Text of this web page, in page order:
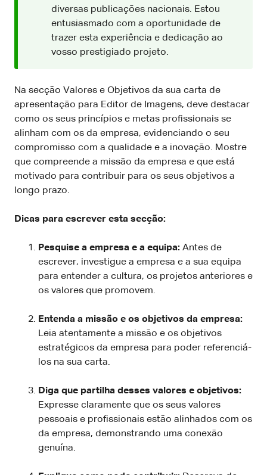
diversas publicações nacionais. Estou
entusiasmado com a oportunidade de
trazer esta experiência e dedicação ao
vosso prestigiado projeto.
Na secção Valores e Objetivos da sua carta de
apresentação para Editor de Imagens, deve destacar
como os seus princípios e metas profissionais se
alinham com os da empresa, evidenciando o seu
compromisso com a qualidade e a inovação. Mostre
que compreende a missão da empresa e que está
motivado para contribuir para os seus objetivos a
longo prazo.
Dicas para escrever esta secção:
Pesquise a empresa e a equipa: Antes de
escrever, investigue a empresa e a sua equipa
para entender a cultura, os projetos anteriores e
os valores que promovem.
Entenda a missão e os objetivos da empresa:
Leia atentamente a missão e os objetivos
estratégicos da empresa para poder referenciá-
los na sua carta.
Diga que partilha desses valores e objetivos:
Expresse claramente que os seus valores
pessoais e profissionais estão alinhados com os
da empresa, demonstrando uma conexão
genuína.